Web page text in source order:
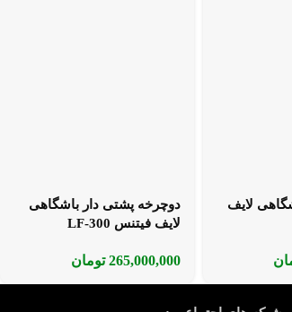
لایف
دوچرخه پشتی دار باشگاهی
لایف فیتنس LF-300
265,000,000 تومان